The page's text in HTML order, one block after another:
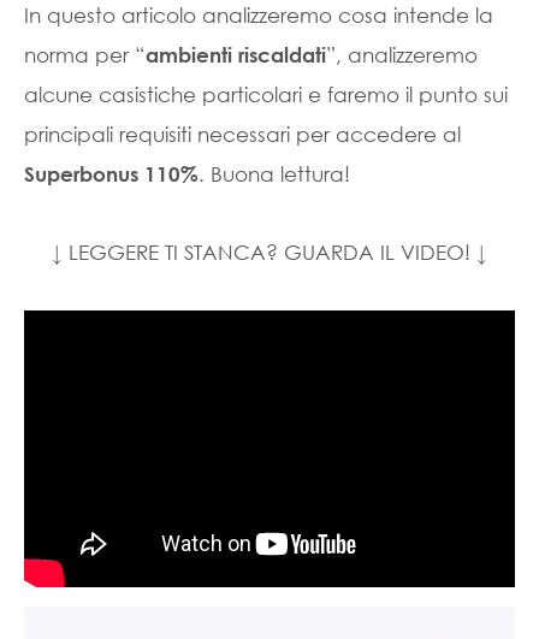
In questo articolo analizzeremo cosa intende la
norma per “ambienti riscaldati”, analizzeremo
alcune casistiche particolari e faremo il punto sui
principali requisiti necessari per accedere al
Superbonus 110%. Buona lettura!
↓ LEGGERE TI STANCA? GUARDA IL VIDEO! ↓